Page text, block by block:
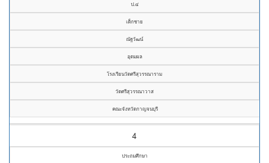
ป.๔
เด็กชาย
ณัฐวัฒน์
อุดมผล
โรงเรียนวัดศรีสุวรรณาราม
วัดศรีสุวรรณาวาส
คณะจังหวัดกาญจนบุรี
4
ประถมศึกษา